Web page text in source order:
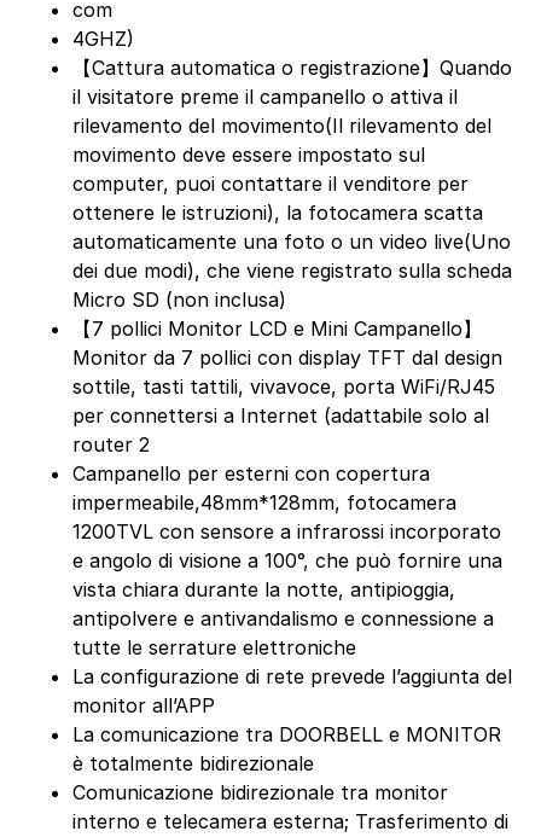
com
4GHZ)
【Cattura automatica o registrazione】Quando
il visitatore preme il campanello o attiva il
rilevamento del movimento(Il rilevamento del
movimento deve essere impostato sul
computer, puoi contattare il venditore per
ottenere le istruzioni), la fotocamera scatta
automaticamente una foto o un video live(Uno
dei due modi), che viene registrato sulla scheda
Micro SD (non inclusa)
【7 pollici Monitor LCD e Mini Campanello】
Monitor da 7 pollici con display TFT dal design
sottile, tasti tattili, vivavoce, porta WiFi/RJ45
per connettersi a Internet (adattabile solo al
router 2
Campanello per esterni con copertura
impermeabile,48mm*128mm, fotocamera
1200TVL con sensore a infrarossi incorporato
e angolo di visione a 100°, che può fornire una
vista chiara durante la notte, antipioggia,
antipolvere e antivandalismo e connessione a
tutte le serrature elettroniche
La configurazione di rete prevede l’aggiunta del
monitor all’APP
La comunicazione tra DOORBELL e MONITOR
è totalmente bidirezionale
Comunicazione bidirezionale tra monitor
interno e telecamera esterna; Trasferimento di